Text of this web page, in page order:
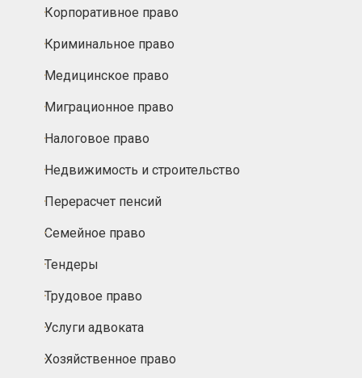
Корпоративное право
Криминальное право
Медицинское право
Миграционное право
Налоговое право
Недвижимость и строительство
Перерасчет пенсий
Семейное право
Тендеры
Трудовое право
Услуги адвоката
Хозяйственное право